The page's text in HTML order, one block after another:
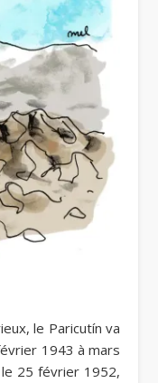
le Paricutín va
1943 à mars
25 février 1952,